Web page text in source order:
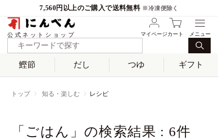
7,560円以上のご購入で送料無料 ※冷凍便除く
公式ネットショップ マイページカート
鰹節 だし つゆ ギフト
トップ 知る・楽しむ レシピ
「ごはん」の検索結果 : 6件